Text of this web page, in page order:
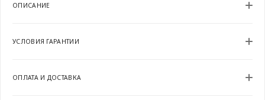
ОПИСАНИЕ
УСЛОВИЯ ГАРАНТИИ
ОПЛАТА И ДОСТАВКА